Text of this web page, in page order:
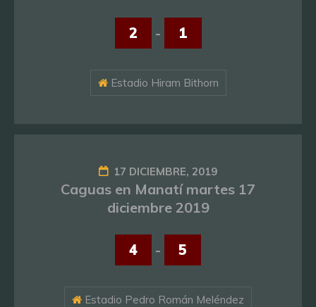
2 - 1
Estadio Hiram Bithorn
17 DICIEMBRE, 2019
Caguas en Manatí martes 17
diciembre 2019
4 - 5
Estadio Pedro Román Meléndez